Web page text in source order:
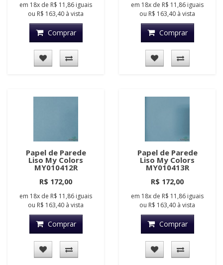
em 18x de R$ 11,86 iguais
ou R$ 163,40 à vista
Comprar
em 18x de R$ 11,86 iguais
ou R$ 163,40 à vista
Comprar
Papel de Parede
Liso My Colors
MY010412R
R$ 172,00
em 18x de R$ 11,86 iguais
ou R$ 163,40 à vista
Comprar
Papel de Parede
Liso My Colors
MY010413R
R$ 172,00
em 18x de R$ 11,86 iguais
ou R$ 163,40 à vista
Comprar